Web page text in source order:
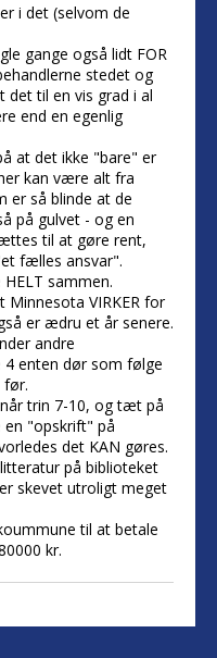
i det (selvom de
gange også lidt FOR
stedet og
det til en vis grad i al
end en egenlig
at det ikke "bare" er
kan være alt fra
så blinde at de
på gulvet - og en
til at gøre rent,
fælles ansvar".
sammen.
Minnesota VIRKER for
er ædru et år senere.
andre
enten dør som følge
før.
trin 7-10, og tæt på
en "opskrift" på
det KAN gøres.
på biblioteket
skevet utroligt meget
til at betale
kr.